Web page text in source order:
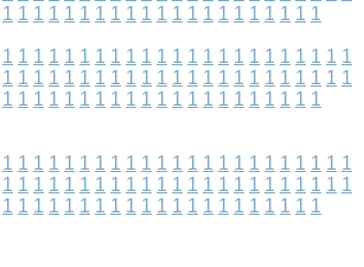
1 1 1 1 1 1 1 1 1 1 1 1 1 1 1 1 1 1 1 1 1
1 1 1 1 1 1 1 1 1 1 1 1 1 1 1 1 1 1 1 1 1 1 1
1 1 1 1 1 1 1 1 1 1 1 1 1 1 1 1 1 1 1 1 1 1 1
1 1 1 1 1 1 1 1 1 1 1 1 1 1 1 1 1 1 1 1 1
1 1 1 1 1 1 1 1 1 1 1 1 1 1 1 1 1 1 1 1 1 1 1
1 1 1 1 1 1 1 1 1 1 1 1 1 1 1 1 1 1 1 1 1 1 1
1 1 1 1 1 1 1 1 1 1 1 1 1 1 1 1 1 1 1 1 1